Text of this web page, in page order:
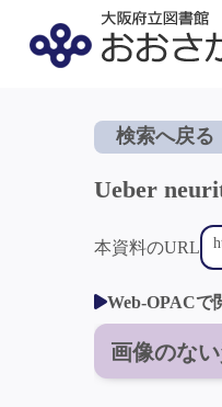
検索へ戻る
Ueber
本資料のURL
Web-OPACで
画像のない